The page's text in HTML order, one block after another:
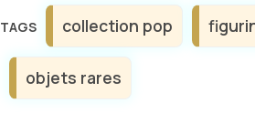
Étiquettes
collection pop
objets rares